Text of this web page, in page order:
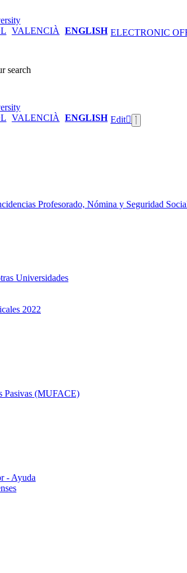
VALENCIÀ ENGLISH ELECTRONIC
search
VALENCIÀ ENGLISH Edit
Profesorado, Nómina y Seguridad
Universidades
2022
Pasivas (MUFACE)
- Ayuda